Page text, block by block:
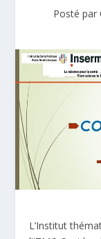
Posté par
L’Institut